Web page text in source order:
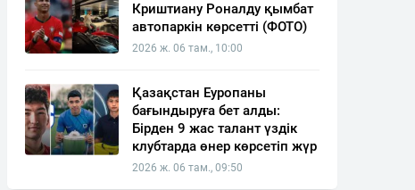
Криштиану Роналду қымбат
автопаркін көрсетті (ФОТО)
2026 ж. 06 там., 10:00
Қазақстан Еуропаны
бағындыруға бет алды:
Бірден 9 жас талант үздік
клубтарда өнер көрсетіп жүр
2026 ж. 06 там., 09:50